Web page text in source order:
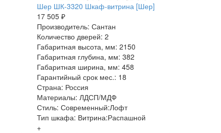
Шер ШК-3320 Шкаф-витрина [Шер]
17 505 ₽
Производитель: Сантан
Количество дверей: 2
Габаритная высота, мм: 2150
Габаритная глубина, мм: 382
Габаритная ширина, мм: 458
Гарантийный срок мес.: 18
Страна: Россия
Материалы: ЛДСП/МДФ
Стиль: Современный:Лофт
Тип шкафа: Витрина:Распашной
+